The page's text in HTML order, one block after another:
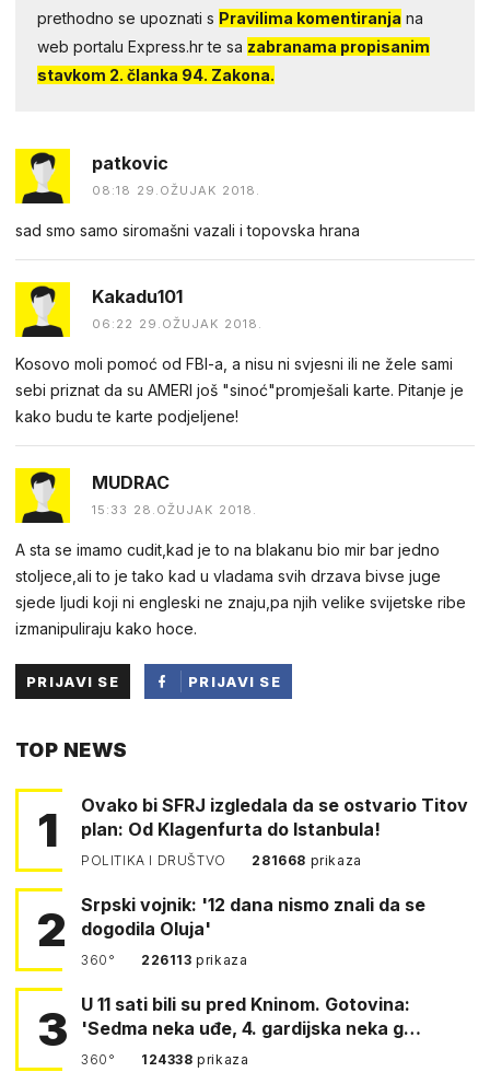
prethodno se upoznati s Pravilima komentiranja na
web portalu Express.hr te sa zabranama propisanim
stavkom 2. članka 94. Zakona.
patkovic
08:18 29.OŽUJAK 2018.
sad smo samo siromašni vazali i topovska hrana
Kakadu101
06:22 29.OŽUJAK 2018.
Kosovo moli pomoć od FBI-a, a nisu ni svjesni ili ne žele sami
sebi priznat da su AMERI još "sinoć"promješali karte. Pitanje je
kako budu te karte podjeljene!
MUDRAC
15:33 28.OŽUJAK 2018.
A sta se imamo cudit,kad je to na blakanu bio mir bar jedno
stoljece,ali to je tako kad u vladama svih drzava bivse juge
sjede ljudi koji ni engleski ne znaju,pa njih velike svijetske ribe
izmanipuliraju kako hoce.
PRIJAVI SE
PRIJAVI SE
TOP NEWS
1
Ovako bi SFRJ izgledala da se ostvario Titov
plan: Od Klagenfurta do Istanbula!
POLITIKA I DRUŠTVO 281668 prikaza
2
Srpski vojnik: '12 dana nismo znali da se
dogodila Oluja'
360° 226113prikaza
3
U 11 sati bili su pred Kninom. Gotovina:
'Sedma neka uđe, 4. gardijska neka g…
360° 124338prikaza